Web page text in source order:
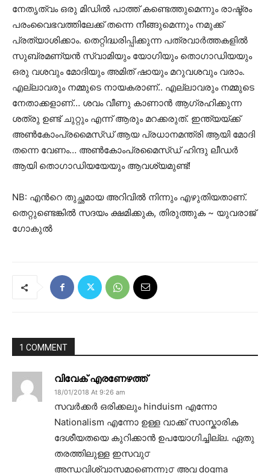
നേതൃത്വം ഒരു മിഡില്‍ പാത്ത് കണ്ടെത്തുമെന്നും രാഷ്ട്രം
പരംവൈഭവത്തിലേക്ക് തന്നെ നീങ്ങുമെന്നും നമുക്ക്
പ്രത്യാശിക്കാം. തെറ്റിദ്ധരിപ്പിക്കുന്ന പത്രവാര്‍ത്തകളില്‍
സുബ്രമണ്യന്‍ സ്വാമിയും യോഗിയും തൊഗാഡിയയും
ഒരു വശവും മോദിയും അമിത് ഷായും മറുവശവും വരാം.
എല്ലാവരും നമ്മുടെ നായകരാണ്.. എല്ലാവരും നമ്മുടെ
നേതാക്കളാണ്… ശവം വീണു കാണാന്‍ ആഗ്രഹിക്കുന്ന
ശത്രു ഉണ്ട് ചുറ്റും എന്ന് ആരും മറക്കരുത്. ഇന്ത്യയ്ക്ക്
അണ്‍കോംപ്രമൈസ്ഡ് ആയ പ്രധാനമന്ത്രി ആയി മോദി
തന്നെ വേണം… അണ്‍കോംപ്രമൈസ്ഡ് ഹിന്ദു ലീഡര്‍
ആയി തൊഗാഡിയയേയും ആവശ്യമുണ്ട്!
NB: എന്‍റെ തുച്ഛമായ അറിവില്‍ നിന്നും എഴുതിയതാണ്.
തെറ്റുണ്ടെങ്കില്‍ സദയം ക്ഷമിക്കുക, തിരുത്തുക ~ യുവരാജ്
ഗോകുൽ
1 COMMENT
വിവേക് എരണേഴത്ത്
18/01/2018 At 9:26 am
സവർക്കർ ഒരിക്കലും hinduism എന്നോ
Nationalism എന്നോ ഉള്ള വാക്ക് സാസ്കാരിക
ദേശീയതയെ കുറിക്കാൻ ഉപയോഗിച്ചില്ല. ഏതു
തരത്തിലുള്ള ഇസവു൦
അന്ധവിശ്വാസമാണെന്നു൦ അവ dogma